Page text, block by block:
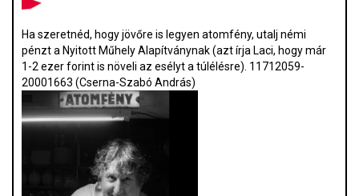
Ha szeretnéd, hogy jövőre is legyen atomfény, utalj némi
pénzt a Nyitott Műhely Alapítványnak (azt írja Laci, hogy már
1-2 ezer forint is növeli az esélyt a túlélésre). 11712059-
20001663 (Cserna-Szabó András)